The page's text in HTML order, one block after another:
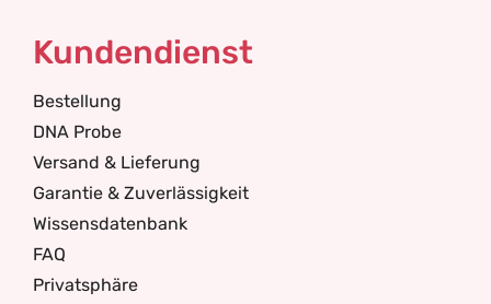
Kundendienst
Bestellung
DNA Probe
Versand & Lieferung
Garantie & Zuverlässigkeit
Wissensdatenbank
FAQ
Privatsphäre